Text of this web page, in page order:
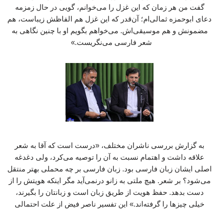
گفت من هر زمان که این غزل را می‌خوانم، گویی در حال زمزمه
دعای ابوحمزه ثمالی‌ام؛ آن‌قدر که این غزل هم الفاظش زیباست، هم
مضمونش و هم موسیقی‌اش. می‌خواهم بگویم او با چنین نگاهی به
شعر فارسی می‌نگریست.»
به گزارش بررسی ناشران مختلف، «درست است که آقا به شعر
علاقه داشت و اهتمام نسبت به آن را توصیه می‌کرد، ولی دغدغه
اصلی ایشان زبان فارسی بود. زبان فارسی بر چه محملی بهتر منتقل
می‌شود؟ بر شعر. هیچ ملتی به زانو درنمی‌آید مگر اینکه هویتش را از
دست بدهد. حفظ هویت از طریق زبان است و زبانتان را بگیرند،
خیلی چیزها را گرفته‌اند.» این تفسیر ناصر فیض از علت احتمالی